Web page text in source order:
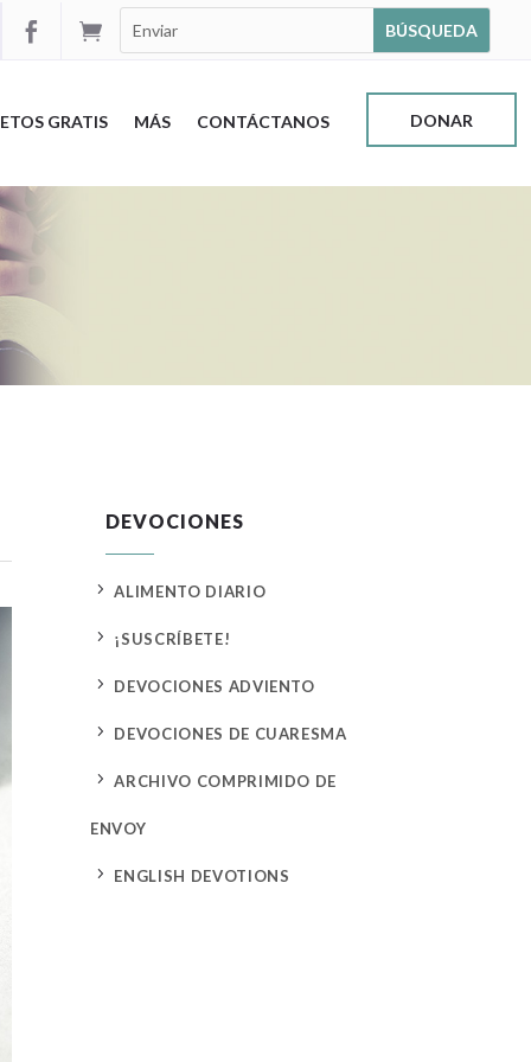


GRATIS MÁS CONTÁCTANOS DONAR
DEVOCIONES
5 ALIMENTO DIARIO
5 ¡SUSCRÍBETE!
5 DEVOCIONES ADVIENTO
5 DEVOCIONES DE CUARESMA
5 ARCHIVO COMPRIMIDO DE
ENVOY
5 ENGLISH DEVOTIONS